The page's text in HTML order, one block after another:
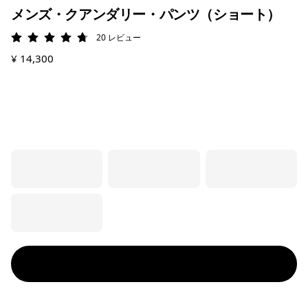
メンズ・クアンダリー・パンツ（ショート）
評価: 4.8 / 5
20 レビュー
¥ 14,300